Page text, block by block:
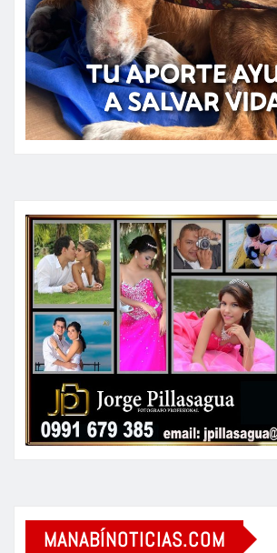
MANABÍNOTICIAS.COM